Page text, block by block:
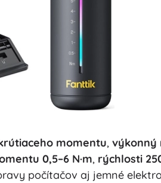
momentu, výkonný
0,5–6 N·m, rýchlosti
počítačov aj jemné